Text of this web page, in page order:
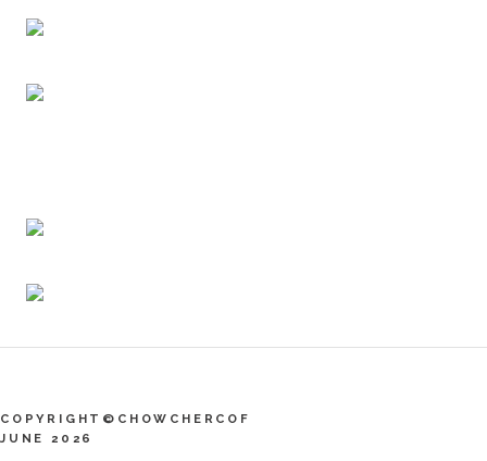
COPYRIGHT©CHOWCHERCOF
JUNE 2026